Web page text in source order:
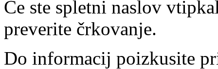
Če ste spletni naslov
preverite črkovanje.
Do informacij poizkusite